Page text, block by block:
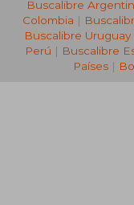
Buscalibre
Colombia |
Buscalibre Uruguay
Perú | Buscalibre
Países |